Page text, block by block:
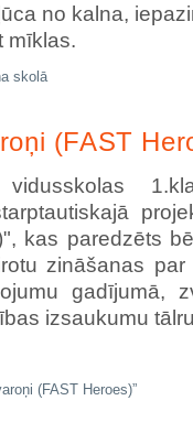
no kalna,
mīklas.
skolā
(FAST
kas paredzēts
zināšanas
gadījumā,
izsaukumu
(FAST Heroes)”